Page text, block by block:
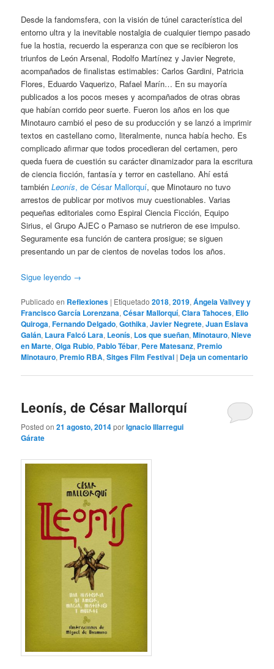
Desde la fandomsfera, con la visión de túnel característica del
entorno ultra y la inevitable nostalgia de cualquier tiempo pasado
fue la hostia, recuerdo la esperanza con que se recibieron los
triunfos de León Arsenal, Rodolfo Martínez y Javier Negrete,
acompañados de finalistas estimables: Carlos Gardini, Patricia
Flores, Eduardo Vaquerizo, Rafael Marín… En su mayoría
publicados a los pocos meses y acompañados de otras obras
que habían corrido peor suerte. Fueron los años en los que
Minotauro cambió el peso de su producción y se lanzó a imprimir
textos en castellano como, literalmente, nunca había hecho. Es
complicado afirmar que todos procedieran del certamen, pero
queda fuera de cuestión su carácter dinamizador para la escritura
de ciencia ficción, fantasía y terror en castellano. Ahí está
tambiénLeonís, de César Mallorquí, que Minotauro no tuvo
arrestos de publicar por motivos muy cuestionables. Varias
pequeñas editoriales como Espiral Ciencia Ficción, Equipo
Sirius, el Grupo AJEC o Parnaso se nutrieron de ese impulso.
Seguramente esa función de cantera prosigue; se siguen
presentando un par de cientos de novelas todos los años.
Sigue leyendo →
Publicado en Reflexiones | Etiquetado 2018,2019,Ángela Vallvey y
Francisco García Lorenzana,César Mallorquí,Clara Tahoces, Elio
Quiroga,Fernando Delgado,Gothika,Javier Negrete,Juan Eslava
Galán, Laura Falcó Lara, Leonís, Los que sueñan,Minotauro,Nieve
en Marte,Olga Rubio, Pablo Tébar, Pere Matesanz, Premio
Minotauro, Premio RBA,Sitges Film Festival | Deja un comentario
Leonís, de César Mallorquí
Posted on21 agosto, 2014porIgnacio Illarregui
Gárate